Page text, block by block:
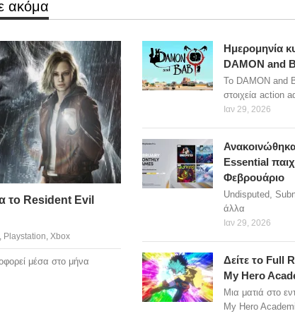
ακόμα
το Resident Evil
Playstation Xbox
μέσα στο μήνα
Ημερομηνία
DAMON and
Το DAMON and
στοιχεία action
Ιαν 29, 2026
Essential
Φεβρουάριο
Undisputed,
άλλα
Ιαν 29, 2026
Δείτε το Full
My Hero
Μια ματιά στο
My Hero